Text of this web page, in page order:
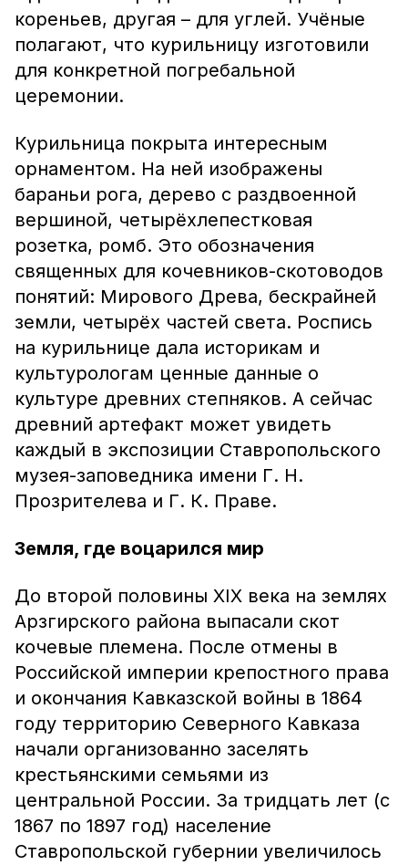
кореньев, другая – для углей. Учёные
полагают, что курильницу изготовили
для конкретной погребальной
церемонии.
Курильница покрыта интересным
орнаментом. На ней изображены
бараньи рога, дерево с раздвоенной
вершиной, четырёхлепестковая
розетка, ромб. Это обозначения
священных для кочевников-скотоводов
понятий: Мирового Древа, бескрайней
земли, четырёх частей света. Роспись
на курильнице дала историкам и
культурологам ценные данные о
культуре древних степняков. А сейчас
древний артефакт может увидеть
каждый в экспозиции Ставропольского
музея-заповедника имени Г. Н.
Прозрителева и Г. К. Праве.
Земля, где воцарился мир
До второй половины XIX века на землях
Арзгирского района выпасали скот
кочевые племена. После отмены в
Российской империи крепостного права
и окончания Кавказской войны в 1864
году территорию Северного Кавказа
начали организованно заселять
крестьянскими семьями из
центральной России. За тридцать лет (с
1867 по 1897 год) население
Ставропольской губернии увеличилось